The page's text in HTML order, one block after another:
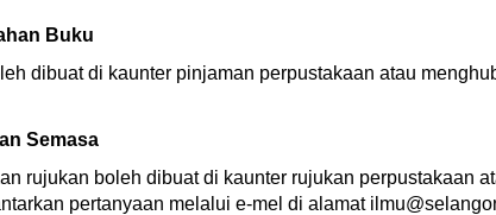
Buku
dibuat di kaunter pinjaman perpustakaan atau
Semasa
rujukan boleh dibuat di kaunter rujukan perpustakaan
pertanyaan melalui e-mel di alamat